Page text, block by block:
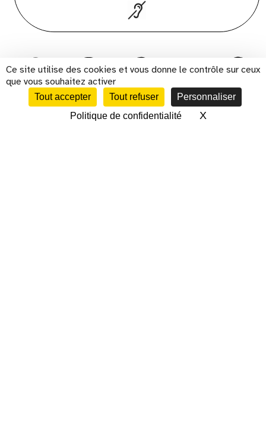
Ce site utilise des cookies et vous donne le contrôle sur ceux
que vous souhaitez activer
Tout accepter Tout refuser
Personnaliser
Politique de confidentialité
XMasquer le
CALENDRIER
s'inscrire à la newsletter